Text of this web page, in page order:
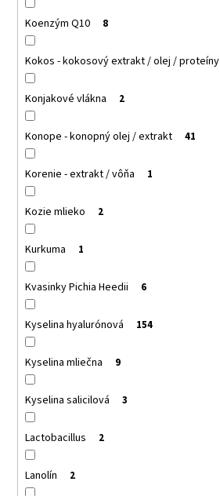
Koenzým Q10 8
Kokos - kokosový extrakt / olej / proteíny
Konjakové vlákna 2
Konope - konopný olej / extrakt 41
Korenie - extrakt / vôňa 1
Kozie mlieko 2
Kurkuma 1
Kvasinky Pichia Heedii 6
Kyselina hyalurónová 154
Kyselina mliečna 9
Kyselina salicilová 3
Lactobacillus 2
Lanolín 2